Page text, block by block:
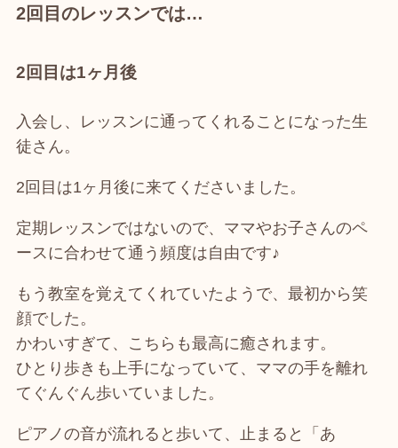
2回目のレッスンでは…
2回目は1ヶ月後
入会し、レッスンに通ってくれることになった生
徒さん。
2回目は1ヶ月後に来てくださいました。
定期レッスンではないので、ママやお子さんのペ
ースに合わせて通う頻度は自由です♪
もう教室を覚えてくれていたようで、最初から笑
顔でした。
かわいすぎて、こちらも最高に癒されます。
ひとり歩きも上手になっていて、ママの手を離れ
てぐんぐん歩いていました。
ピアノの音が流れると歩いて、止まると「あ